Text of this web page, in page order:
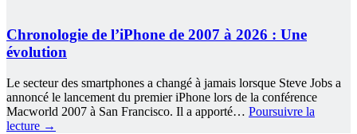
Chronologie de l’iPhone de 2007 à 2026 : Une
évolution
Le secteur des smartphones a changé à jamais lorsque Steve Jobs a
annoncé le lancement du premier iPhone lors de la conférence
Macworld 2007 à San Francisco. Il a apporté… Poursuivre la
lecture →